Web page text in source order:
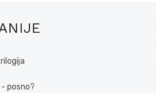
- posno?